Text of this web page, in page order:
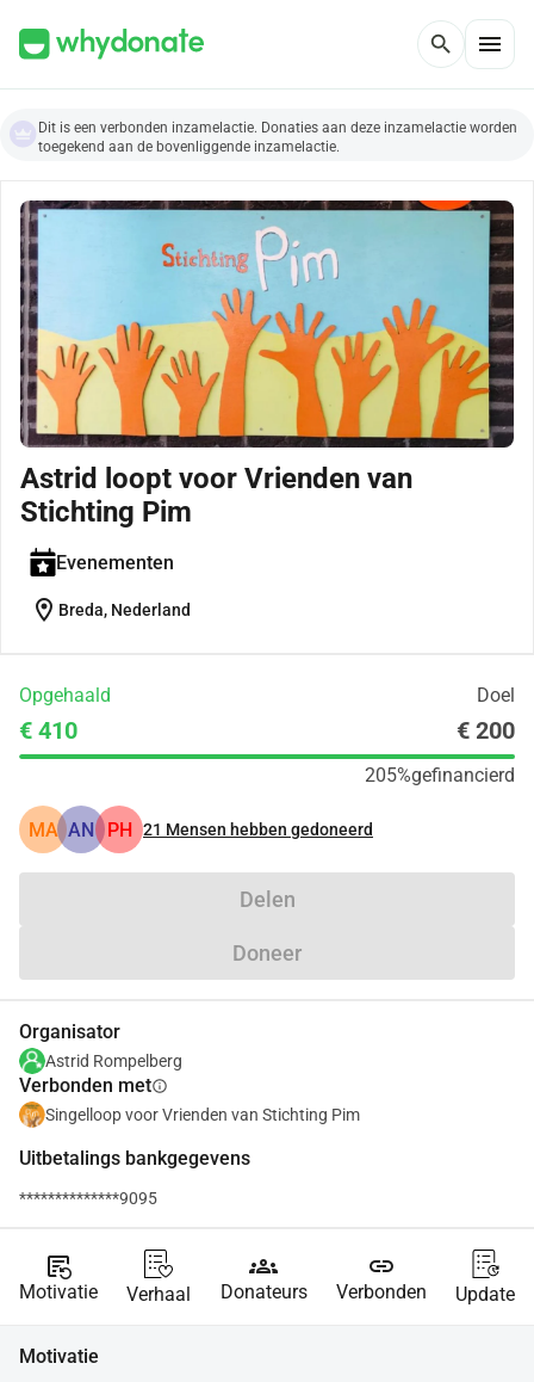
search menu
Dit is een verbonden inzamelactie. Donaties aan deze inzamelactie worden
toegekend aan de bovenliggende inzamelactie.
Astrid loopt voor Vrienden van
Stichting Pim
Evenementen
location_on Breda, Nederland
Opgehaald Doel
€ 410 € 200
205%gefinancierd
MA AN PH 21 Mensen hebben gedoneerd
Delen
Doneer
Organisator
Astrid Rompelberg
Verbonden metinfo
Singelloop voor Vrienden van Stichting Pim
Uitbetalings bankgegevens
**************9095
source_notes
Motivatie Verhaal
groups
Donateurs
link
Verbonden Update
Motivatie